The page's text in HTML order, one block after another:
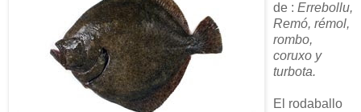
de : Errebollu,
Remó, rémol,
rombo,
coruxo y
turbota.
El rodaballo